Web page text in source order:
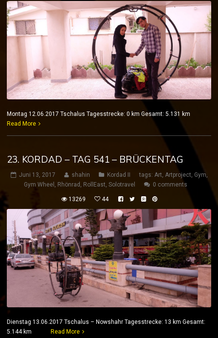
Montag 12.06.2017 Tschalus Tagesstrecke: 0 km Gesamt: 5.131 km
Read More
23. KORDAD – TAG 541 – BRÜCKENTAG
Juni 13, 2017 shahin Kordad II tags: Art, Artproject, Gym,
Gym Wheel , Rhönrad , RollEast, Solotravel 0 comments
13269 44
Dienstag 13.06.2017 Tschalus – Nowshahr Tagesstrecke: 13 km Gesamt:
5.144 km
Read More